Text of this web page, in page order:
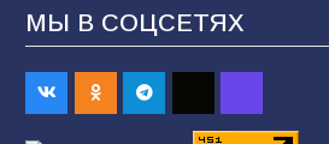
«Пургу нести — не поля
заявления о мобилизации —
пропагандистский вброс
01.08.2026
МЫ В СОЦСЕТЯХ